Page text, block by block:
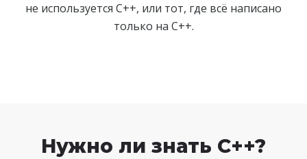
не используется C++, или тот, где всё написано
только на C++.
Нужно ли знать C++?